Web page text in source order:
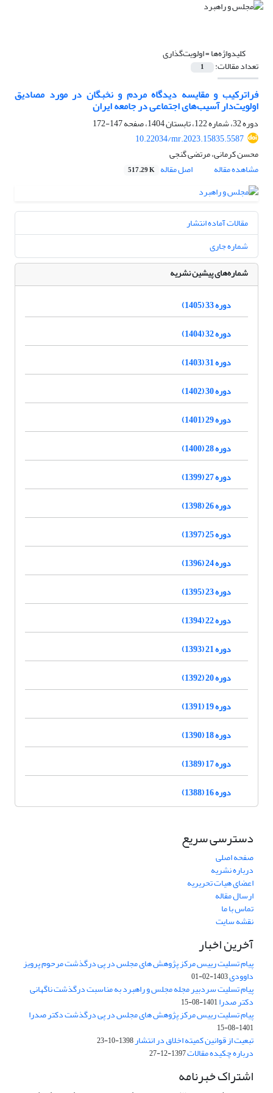
کلیدواژه‌ها =اولویت‌‌گذاری
تعداد مقالات: 1
فراترکیب و مقایسه دیدگاه‌‌ مردم و نخبگان در مورد مصادیق
اولویت‌‌دار آسیب‌های اجتماعی در جامعه ایران
دوره 32، شماره 122، تابستان 1404، صفحه
147-172
10.22034/mr.2023.15835.5587
محسن کرمانی، مرتضی گنجی
مشاهده مقاله
اصل مقاله 517.29 K
مقالات آماده انتشار
شماره جاری
شماره‌های پیشین نشریه
دوره 33 (1405)
دوره 32 (1404)
دوره 31 (1403)
دوره 30 (1402)
دوره 29 (1401)
دوره 28 (1400)
دوره 27 (1399)
دوره 26 (1398)
دوره 25 (1397)
دوره 24 (1396)
دوره 23 (1395)
دوره 22 (1394)
دوره 21 (1393)
دوره 20 (1392)
دوره 19 (1391)
دوره 18 (1390)
دوره 17 (1389)
دوره 16 (1388)
دسترسی سریع
صفحه اصلی
درباره نشریه
اعضای هیات تحریریه
ارسال مقاله
تماس با ما
نقشه سایت
آخرین اخبار
پیام تسلیت رییس مرکز پژوهش های مجلس در پی درگذشت مرحوم پرویز
داوودی1403-02-01
پیام تسلیت سردبیر مجله مجلس و راهبرد به مناسبت درگذشت ناگهانی
دکتر صدرا1401-08-15
پیام تسلیت رییس مرکز پژوهش های مجلس در پی درگذشت دکتر صدرا
1401-08-15
تبعیت از قوانین کمیته اخلاق در انتشار1398-10-23
درباره چکیده مقالات1397-12-27
اشتراک خبرنامه